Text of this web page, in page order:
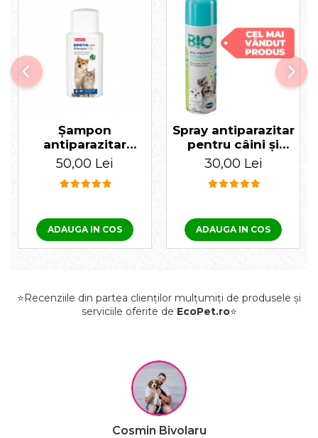
Șampon
antiparazitar
extern pentru
pisici și câini
Beaphar
ml
50,00 Lei
ADAUGA IN COS
Spray antiparazitar
pentru câini și
pisici cu ulei de
geranium Pess 250
ml
30,00 Lei
ADAUGA IN COS
⭐Recenziile din partea clienților mulțumiți de produsele și
serviciile oferite de EcoPet.ro⭐
Raluca Popescu